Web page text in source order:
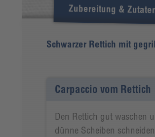
Zubereitung &
Schwarzer Rettich mit
Carpaccio vom Rettich
Den Rettich gut waschen
dünne Scheiben